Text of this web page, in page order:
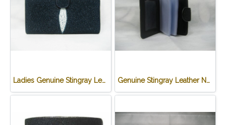
Ladies Genuine Stingray Leather Long Wallet/Purse in Blue Colour #STW564W Genuine Stingray Leather Name Card Wallet/Purse in Black Colour #STM584W